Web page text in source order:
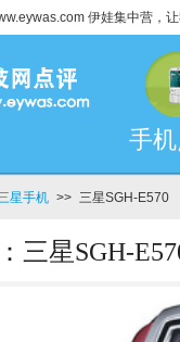
伊娃集中营，
手
星手机 >> 三星SGH-E570
三星SGH-